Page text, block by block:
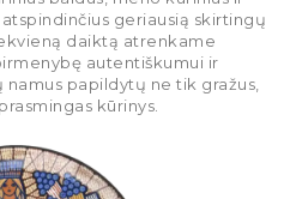
geriausią skirtingų
daiktą atrenkame
autentiškumui ir
papildytų ne tik gražus,
kūrinys.